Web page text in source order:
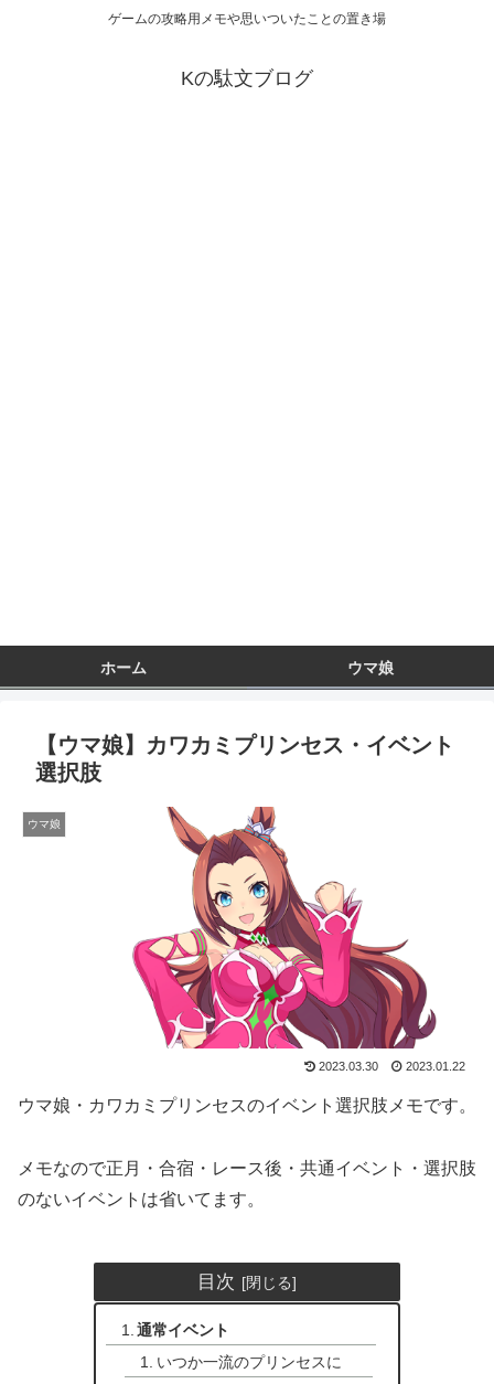
ゲームの攻略用メモや思いついたことの置き場
Kの駄文ブログ
ホーム ウマ娘
【ウマ娘】カワカミプリンセス・イベント
選択肢
ウマ娘
2023.03.30 2023.01.22
ウマ娘・カワカミプリンセスのイベント選択肢メモです。
メモなので正月・合宿・レース後・共通イベント・選択肢
のないイベントは省いてます。
目次
通常イベント
いつか一流のプリンセスに